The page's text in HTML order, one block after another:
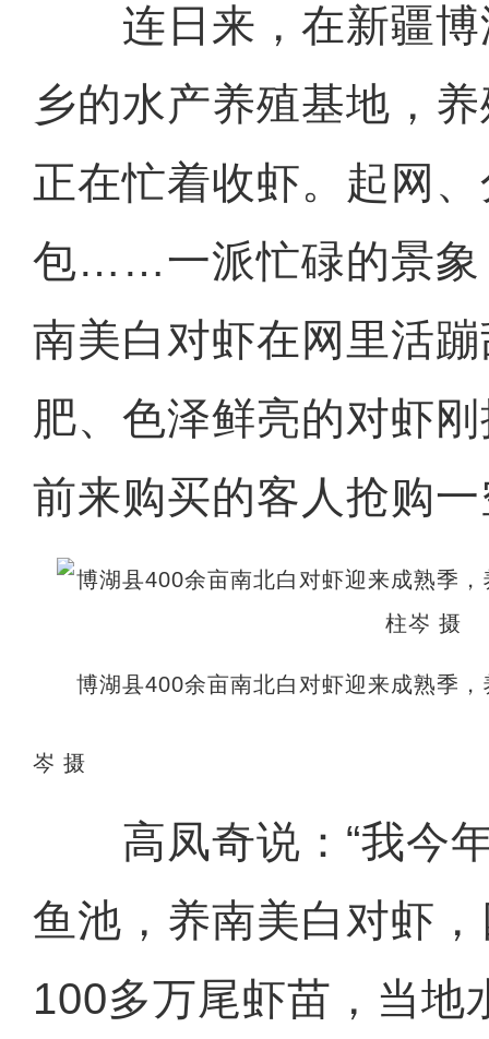
连日来，在新疆博
乡的水产养殖基地，
正在忙着收虾。起网
包……一派忙碌的景象
南美白对虾在网里活
肥、色泽鲜亮的对虾
前来购买的客人抢购
博湖县400余亩南北白对虾迎来成熟季
岑 摄
高凤奇说：“我今年
鱼池，养南美白对虾
100多万尾虾苗，当地